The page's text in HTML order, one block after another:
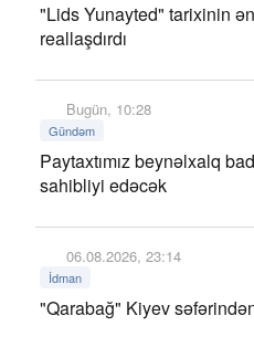
"Lids Yunayted" tarixinin
reallaşdırdı
Bugün, 10:28
Gündəm
Paytaxtımız beynəlxalq
sahibliyi edəcək
06.08.2026, 23:14
İdman
"Qarabağ" Kiyev